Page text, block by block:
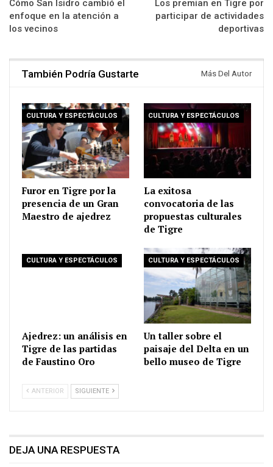
Cómo San Isidro cambió el
enfoque en la atención a
los vecinos
Los premian en Tigre por
participar de actividades
deportivas
También Podría Gustarte Más Del Autor
CULTURA Y ESPECTÁCULOS
Furor en Tigre por la
presencia de un Gran
Maestro de ajedrez
CULTURA Y ESPECTÁCULOS
La exitosa
convocatoria de las
propuestas culturales
de Tigre
CULTURA Y ESPECTÁCULOS
Ajedrez: un análisis en
Tigre de las partidas
de Faustino Oro
CULTURA Y ESPECTÁCULOS
Un taller sobre el
paisaje del Delta en un
bello museo de Tigre
ANTERIOR SIGUIENTE
DEJA UNA RESPUESTA